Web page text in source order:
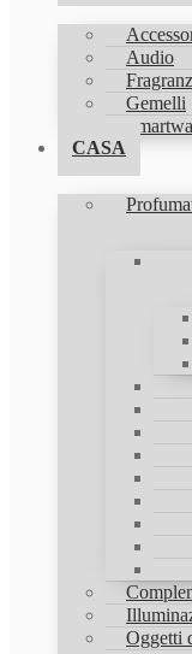
Audio
Gemelli
CASA
Oggetti